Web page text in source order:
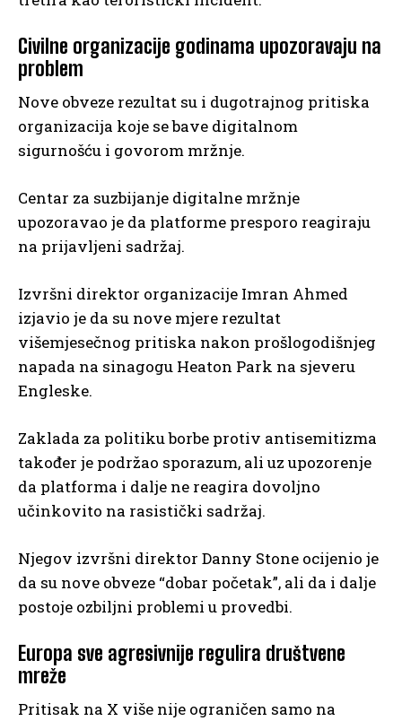
Civilne organizacije godinama upozoravaju na
problem
Nove obveze rezultat su i dugotrajnog pritiska
organizacija koje se bave digitalnom
sigurnošću i govorom mržnje.
Centar za suzbijanje digitalne mržnje
upozoravao je da platforme presporo reagiraju
na prijavljeni sadržaj.
Izvršni direktor organizacije Imran Ahmed
izjavio je da su nove mjere rezultat
višemjesečnog pritiska nakon prošlogodišnjeg
napada na sinagogu Heaton Park na sjeveru
Engleske.
Zaklada za politiku borbe protiv antisemitizma
također je podržao sporazum, ali uz upozorenje
da platforma i dalje ne reagira dovoljno
učinkovito na rasistički sadržaj.
Njegov izvršni direktor Danny Stone ocijenio je
da su nove obveze “dobar početak”, ali da i dalje
postoje ozbiljni problemi u provedbi.
Europa sve agresivnije regulira društvene
mreže
Pritisak na X više nije ograničen samo na